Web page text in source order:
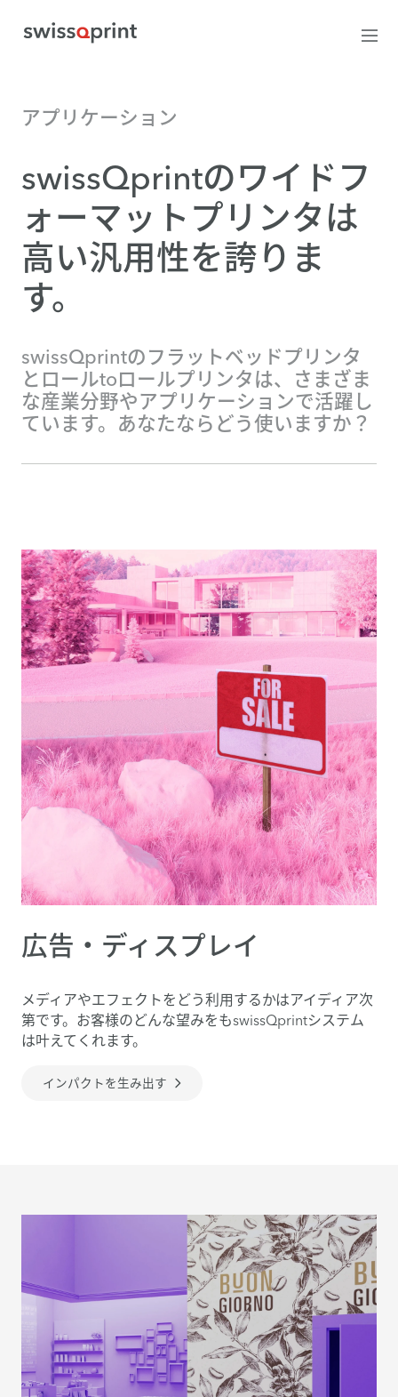
アプリケーション
swissQprintのワイドフ
ォーマットプリンタは
高い汎用性を誇りま
す。
swissQprintのフラットベッドプリンタ
とロールtoロールプリンタは、さまざま
な産業分野やアプリケーションで活躍し
ています。あなたならどう使いますか？
広告・ディスプレイ
メディアやエフェクトをどう利用するかはアイディア次
第です。お客様のどんな望みをもswissQprintシステム
は叶えてくれます。
インパクトを生み出す